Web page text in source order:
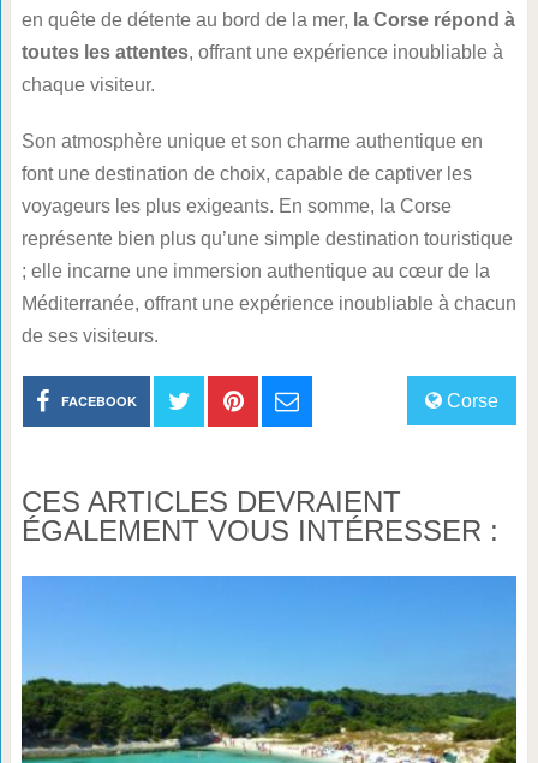
en quête de détente au bord de la mer, la Corse répond à
toutes les attentes, offrant une expérience inoubliable à
chaque visiteur.
Son atmosphère unique et son charme authentique en
font une destination de choix, capable de captiver les
voyageurs les plus exigeants. En somme, la Corse
représente bien plus qu’une simple destination touristique
; elle incarne une immersion authentique au cœur de la
Méditerranée, offrant une expérience inoubliable à chacun
de ses visiteurs.
Corse
FACEBOOK
CES ARTICLES DEVRAIENT
ÉGALEMENT VOUS INTÉRESSER :